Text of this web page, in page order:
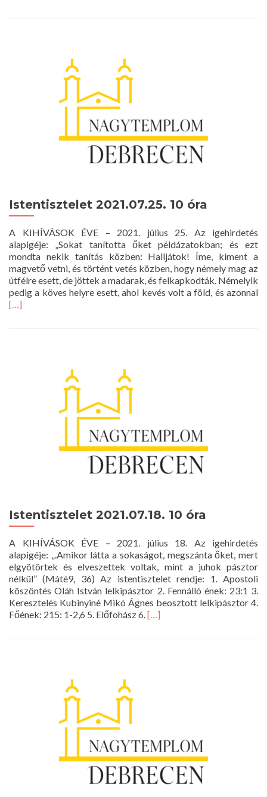
2021.
augusztus
Istentisztelet 2021.07.25. 10 óra
A KIHÍVÁSOK ÉVE – 2021. július 25. Az igehirdetés
alapigéje: „Sokat tanította őket példázatokban; és ezt
mondta nekik tanítás közben: Halljátok! Íme, kiment a
magvető vetni, és történt vetés közben, hogy némely mag az
útfélre esett, de jöttek a madarak, és felkapkodták. Némelyik
pedig a köves helyre esett, ahol kevés volt a föld, és azonnal
[…]
Istentisztelet 2021.07.18. 10 óra
A KIHÍVÁSOK ÉVE – 2021. július 18. Az igehirdetés
alapigéje: „.Amikor látta a sokaságot, megszánta őket, mert
elgyötörtek és elveszettek voltak, mint a juhok pásztor
nélkül” (Máté9, 36) Az istentisztelet rendje: 1. Apostoli
köszöntés Oláh István lelkipásztor 2. Fennálló ének: 23:1 3.
Keresztelés Kubinyiné Mikó Ágnes beosztott lelkipásztor 4.
Főének: 215: 1-2,6 5. Előfohász 6.Read
[…]